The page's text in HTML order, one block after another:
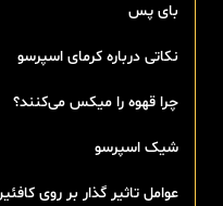
بای پس
نکاتی درباره کرمای اسپرسو
چرا قهوه را میکس می‌کنند؟
شیک اسپرسو
عوامل تاثیر گذار بر روی